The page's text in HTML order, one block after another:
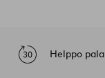
Helppo